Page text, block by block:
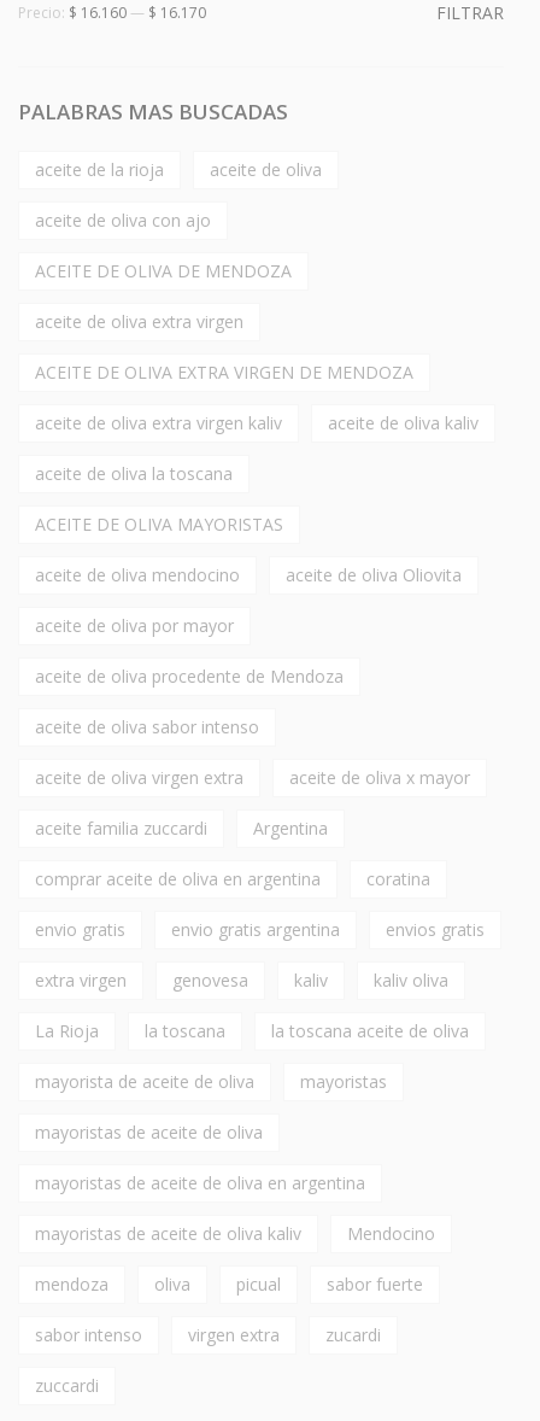
FILTRAR
Precio: $ 16.160 — $ 16.170
PALABRAS MAS BUSCADAS
aceite de la rioja aceite de oliva
aceite de oliva con ajo
ACEITE DE OLIVA DE MENDOZA
aceite de oliva extra virgen
ACEITE DE OLIVA EXTRA VIRGEN DE MENDOZA
aceite de oliva extra virgen kaliv aceite de oliva kaliv
aceite de oliva la toscana
ACEITE DE OLIVA MAYORISTAS
aceite de oliva mendocino aceite de oliva Oliovita
aceite de oliva por mayor
aceite de oliva procedente de Mendoza
aceite de oliva sabor intenso
aceite de oliva virgen extra aceite de oliva x mayor
aceite familia zuccardi Argentina
comprar aceite de oliva en argentina coratina
envio gratis envio gratis argentina envios gratis
extra virgen genovesa kaliv kaliv oliva
La Rioja la toscana la toscana aceite de oliva
mayorista de aceite de oliva mayoristas
mayoristas de aceite de oliva
mayoristas de aceite de oliva en argentina
mayoristas de aceite de oliva kaliv Mendocino
mendoza oliva picual sabor fuerte
sabor intenso virgen extra zucardi
zuccardi